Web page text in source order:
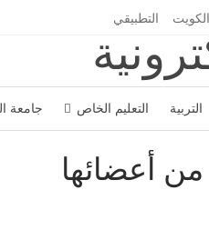
التطبيقي
التربية التعليم الخاص جامعة
أعضائها